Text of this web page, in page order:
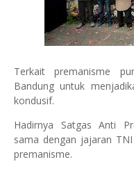
Terkait premanisme
Bandung untuk
kondusif.
Hadirnya Satgas Anti
sama dengan jajaran
premanisme.